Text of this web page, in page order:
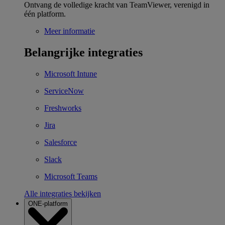
Ontvang de volledige kracht van TeamViewer, verenigd in
één platform.
Meer informatie
Belangrijke integraties
Microsoft Intune
ServiceNow
Freshworks
Jira
Salesforce
Slack
Microsoft Teams
Alle integraties bekijken
ONE-platform